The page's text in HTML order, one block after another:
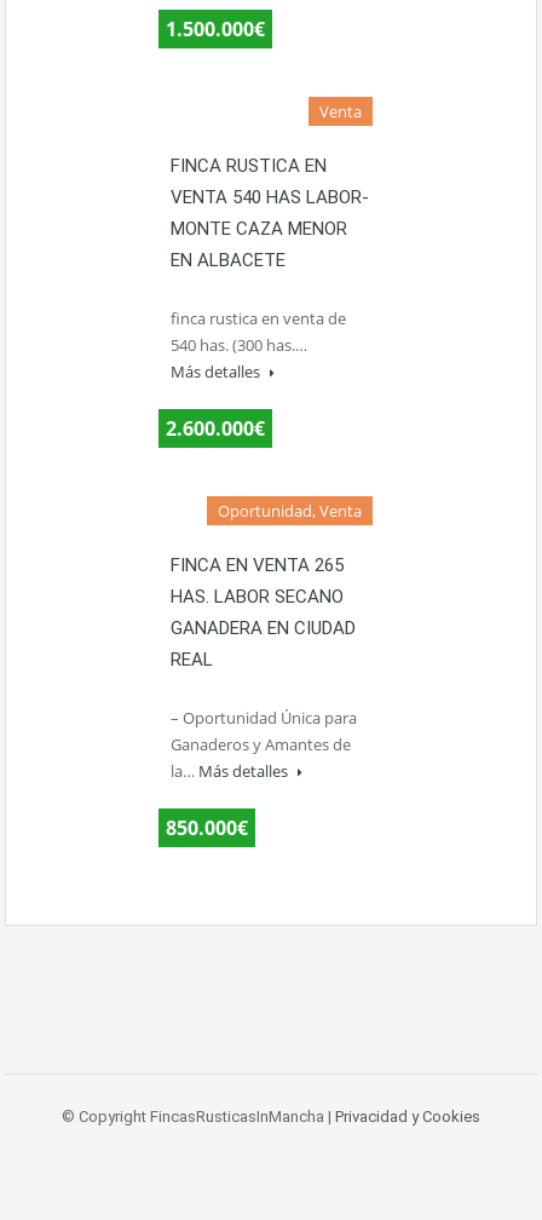
1.500.000€
Venta
FINCA RUSTICA EN
VENTA 540 HAS LABOR-
MONTE CAZA MENOR
EN ALBACETE
finca rustica en venta de
540 has. (300 has.…
Más detalles
2.600.000€
Oportunidad, Venta
FINCA EN VENTA 265
HAS. LABOR SECANO
GANADERA EN CIUDAD
REAL
– Oportunidad Única para
Ganaderos y Amantes de
la… Más detalles
850.000€
© Copyright FincasRusticasInMancha | Privacidad y Cookies